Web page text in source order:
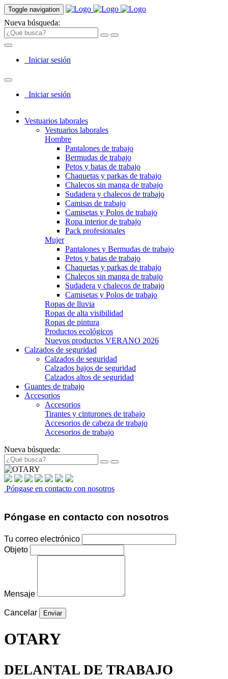
Toggle navigation
Nueva búsqueda:
Iniciar sesión
Iniciar sesión
Vestuarios laborales
Vestuarios laborales
Hombre
Pantalones de trabajo
Bermudas de trabajo
Petos y batas de trabajo
Chaquetas y parkas de trabajo
Chalecos sin manga de trabajo
Sudadera y chalecos de trabajo
Camisas de trabajo
Camisetas y Polos de trabajo
Ropa interior de trabajo
Pack profesionales
Mujer
Pantalones y Bermudas de trabajo
Petos y batas de trabajo
Chaquetas y parkas de trabajo
Chalecos sin manga de trabajo
Sudadera y chalecos de trabajo
Camisetas y Polos de trabajo
Ropas de lluvia
Ropas de alta visibilidad
Ropas de pintura
Productos ecológicos
Nuevos productos VERANO 2026
Calzados de seguridad
Calzados de seguridad
Calzados bajos de seguridad
Calzados altos de seguridad
Guantes de trabajo
Accesorios
Accesorios
Tirantes y cinturones de trabajo
Accesorios de cabeza de trabajo
Accesorios de trabajo
Nueva búsqueda:
Póngase en contacto con nosotros
Póngase en contacto con nosotros
Tu correo electrónico
Objeto
Mensaje
Cancelar
OTARY
DELANTAL DE TRABAJO